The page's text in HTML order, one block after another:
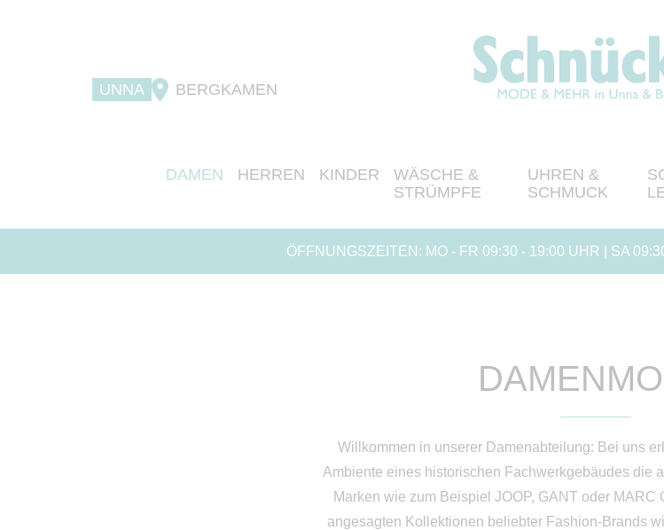
UNNA BERGKAMEN
DAMEN HERREN KINDER
WÄSCHE &
STRÜMPFE
UHREN &
SCHMUCK
ÖFFNUNGSZEITEN: MO - FR 09:30 - 19:00 UHR | SA
Willkommen in unserer Damenabteilung: Bei uns
Ambiente eines historischen Fachwerkgebäudes die
Marken wie zum Beispiel JOOP, GANT oder MARC
angesagten Kollektionen beliebter Fashion-Brands